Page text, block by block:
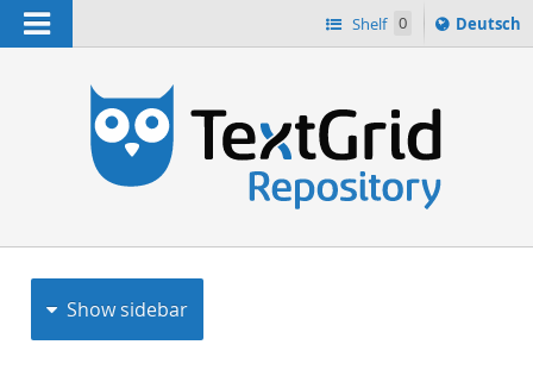
Navigation Shelf 0
Sprache
ï¿½ndern
Deutsch
Show sidebar